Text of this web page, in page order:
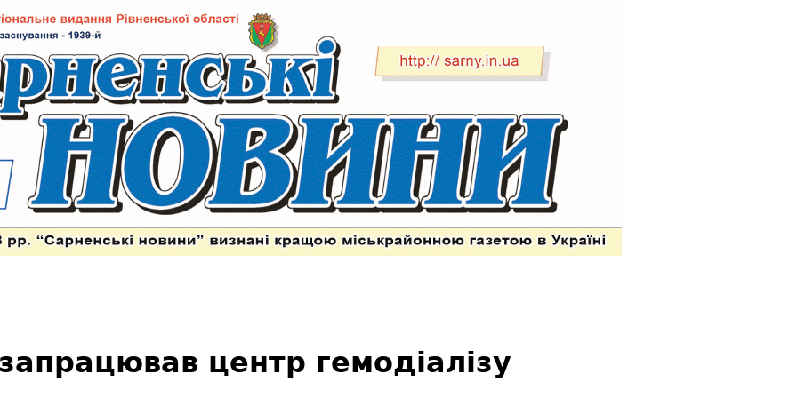
центр гемодіалізу